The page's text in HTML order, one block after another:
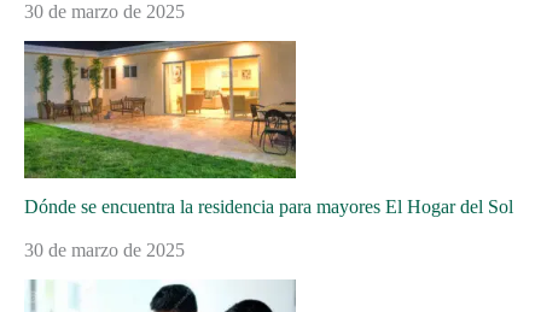
30 de marzo de 2025
Dónde se encuentra la residencia para mayores El Hogar del Sol
30 de marzo de 2025